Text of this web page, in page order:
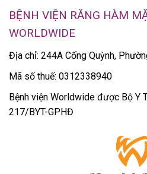
BỆNH VIỆN RĂNG HÀM
WORLDWIDE
Địa chỉ: 244A Cống Quỳnh,
Mã số thuế: 0312338940
Bệnh viện Worldwide được Bộ Y
217/BYT-GPHĐ